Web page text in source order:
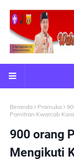
Beranda Pramuka
Pamitran Kwarcab
900 orang
Mengikuti